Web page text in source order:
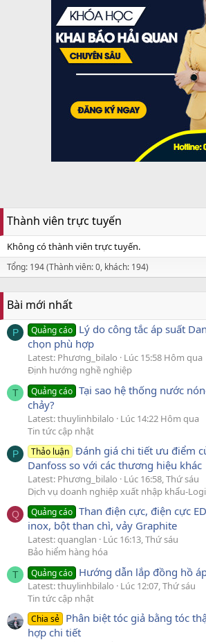
Thành viên trực tuyến
Không có thành viên trực tuyến.
Tổng: 194 (Thành viên: 0, khách: 194)
Bài mới nhất
P Quảng cáo Lý do công tắc áp suất
chọn phù hợp
Latest: Phương_bilalo
Lúc 15:58 Hôm qua
Định hướng nghề nghiệp
T Quảng cáo Tại sao hệ thống nước
chảy?
Latest: thuylinhbilalo
Lúc 14:22 Hôm qua
Tin tức cập nhật
P Thảo luận Đánh giá chi tiết ưu điểm
Danfoss so với các thương hiệu khác
Latest: Phương_bilalo
Lúc 16:58, Thứ sáu
Dịch vụ doanh nghiệp xuất nhập khẩu-
Q Quảng cáo Than điện cực, điện cực
inox, bột than chì, vảy Graphite
Latest: quanglan
Lúc 16:13, Thứ sáu
Bảo hiểm hàng hóa
T Quảng cáo Hướng dẫn lắp đồng hồ
Latest: thuylinhbilalo
Lúc 12:07, Thứ sáu
Tin tức cập nhật
Chia sẻ Phân biệt tóc giả bằng tóc
hợp chi tiết